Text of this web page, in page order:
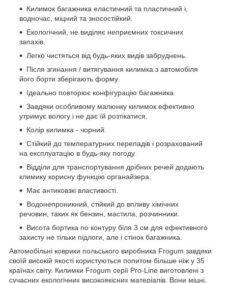
Килимок багажника еластичний та пластичний і,
водночас, міцний та зносостійкий.
Екологічний, не виділяє неприємних токсичних
запахів.
Легко чистяться від будь-яких видів забруднень.
Після згинання / витягування килимка з автомобіля
його борти зберігають форму.
Ідеально повторює конфігурацію багажника.
Завдяки особливому малюнку килимок ефективно
утримує вологу і не дає їй розтікатися.
Колір килимка - чорний.
Стійкий до температурних перепадів і розрахований
на експлуатацію в будь-яку погоду.
Відділи для транспортування дрібних речей додають
климику корисну функцію органайзера.
Має антиковзкі властивості.
Водонепроникний, стійкий до впливу хімічних
речовин, таких як бензин, мастила, розчинники.
Висота бортика по контуру біля 3 см для ефективного
захисту не тільки підлоги, але і стінок багажника.
Автомобільні коврики польського виробника Frogum завдяки
своїй високій якості користуються попитом більше ніж у 35
країнах світу. Килимки Frogum серії Pro-Line виготовлені з
сучасних екологічних високоякісних матеріалів. Вони міцні,